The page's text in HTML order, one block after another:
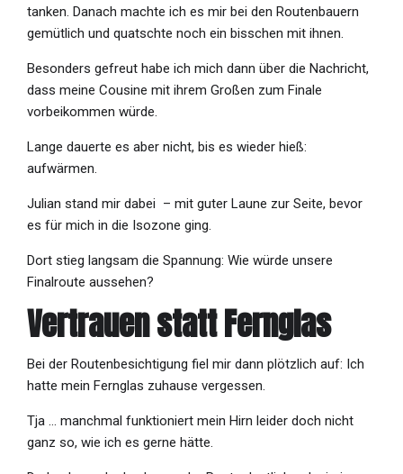
tanken. Danach machte ich es mir bei den Routenbauern
gemütlich und quatschte noch ein bisschen mit ihnen.
Besonders gefreut habe ich mich dann über die Nachricht,
dass meine Cousine mit ihrem Großen zum Finale
vorbeikommen würde.
Lange dauerte es aber nicht, bis es wieder hieß:
aufwärmen.
Julian stand mir dabei – mit guter Laune zur Seite, bevor
es für mich in die Isozone ging.
Dort stieg langsam die Spannung: Wie würde unsere
Finalroute aussehen?
Vertrauen statt Fernglas
Bei der Routenbesichtigung fiel mir dann plötzlich auf: Ich
hatte mein Fernglas zuhause vergessen.
Tja … manchmal funktioniert mein Hirn leider doch nicht
ganz so, wie ich es gerne hätte.